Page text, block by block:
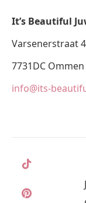
It’s Beautiful
Varsenerstraat 4
7731DC Ommen
info@its-